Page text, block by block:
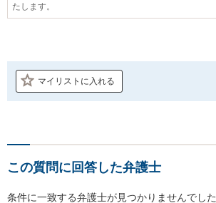
たします。
マイリストに入れる
この質問に回答した弁護士
条件に一致する弁護士が見つかりませんでした